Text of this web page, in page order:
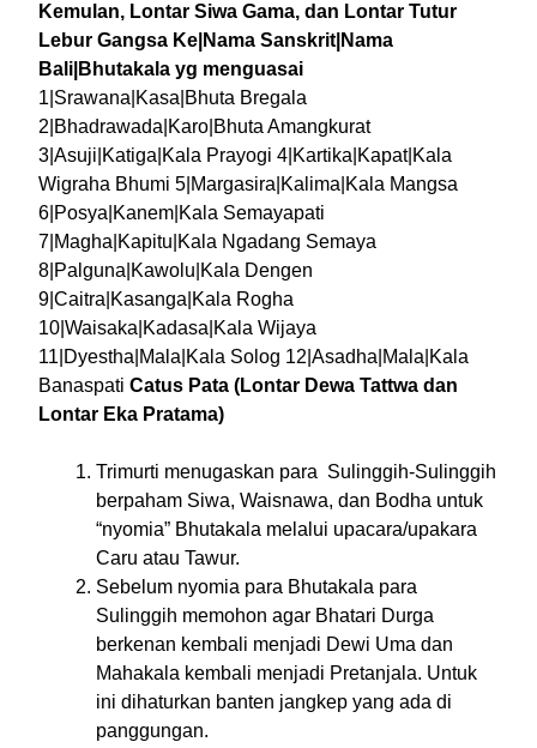
Kemulan, Lontar Siwa Gama, dan Lontar Tutur
Lebur Gangsa Ke|Nama Sanskrit|Nama
Bali|Bhutakala yg menguasai
1|Srawana|Kasa|Bhuta Bregala
2|Bhadrawada|Karo|Bhuta Amangkurat
3|Asuji|Katiga|Kala Prayogi 4|Kartika|Kapat|Kala
Wigraha Bhumi 5|Margasira|Kalima|Kala Mangsa
6|Posya|Kanem|Kala Semayapati
7|Magha|Kapitu|Kala Ngadang Semaya
8|Palguna|Kawolu|Kala Dengen
9|Caitra|Kasanga|Kala Rogha
10|Waisaka|Kadasa|Kala Wijaya
11|Dyestha|Mala|Kala Solog 12|Asadha|Mala|Kala
Banaspati Catus Pata (Lontar Dewa Tattwa dan
Lontar Eka Pratama)
Trimurti menugaskan para Sulinggih-Sulinggih
berpaham Siwa, Waisnawa, dan Bodha untuk
“nyomia” Bhutakala melalui upacara/upakara
Caru atau Tawur.
Sebelum nyomia para Bhutakala para
Sulinggih memohon agar Bhatari Durga
berkenan kembali menjadi Dewi Uma dan
Mahakala kembali menjadi Pretanjala. Untuk
ini dihaturkan banten jangkep yang ada di
panggungan.